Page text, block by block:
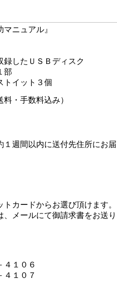
マニュアル』
録したＵＳＢディスク
部
トイット３個
・手数料込み）
１週間以内に送付先住所にお
カードからお選び頂けます。
、メールにて御請求書をお送
４１０６
４１０７